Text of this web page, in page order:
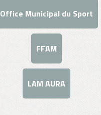
Office Municipal du Sport
FFAM
LAM AURA